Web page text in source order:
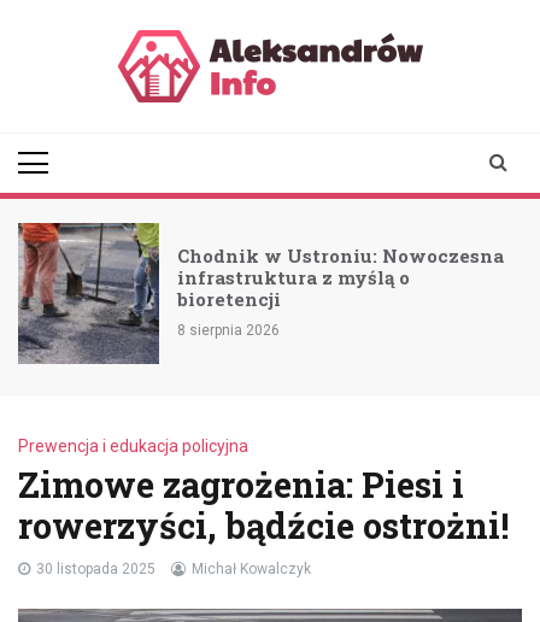
Chodnik w Ustroniu: Nowoczesna
infrastruktura z myślą o
bioretencji
8 sierpnia 2026
Prewencja i edukacja policyjna
Zimowe zagrożenia: Piesi i
rowerzyści, bądźcie ostrożni!
30 listopada 2025 Michał Kowalczyk